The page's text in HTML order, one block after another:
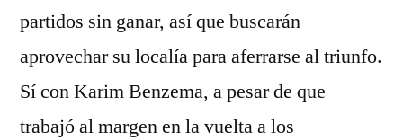
partidos sin ganar, así que buscarán
aprovechar su localía para aferrarse al triunfo.
Sí con Karim Benzema, a pesar de que
trabajó al margen en la vuelta a los